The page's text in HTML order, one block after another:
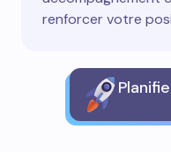
renforcer votre